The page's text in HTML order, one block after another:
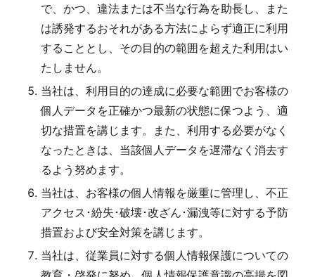
で、かつ、違法または不当な行為を助長し、また
は誘発するおそれがある方法によらず適正に利用
することとし、その目的の範囲を超えた利用はい
たしません。
当社は、利用目的の達成に必要な範囲でお客様の
個人データを正確かつ最新の状態に保つよう、適
切な措置を講じます。また、利用する必要がなく
なったときは、当該個人データを遅滞なく消去す
るよう努めます。
当社は、お客様の個人情報を厳重に管理し、不正
アクセス･紛失･破壊･改ざん･漏洩等に対する予防
措置および安全対策を講じます。
当社は、従業員に対する個人情報保護についての